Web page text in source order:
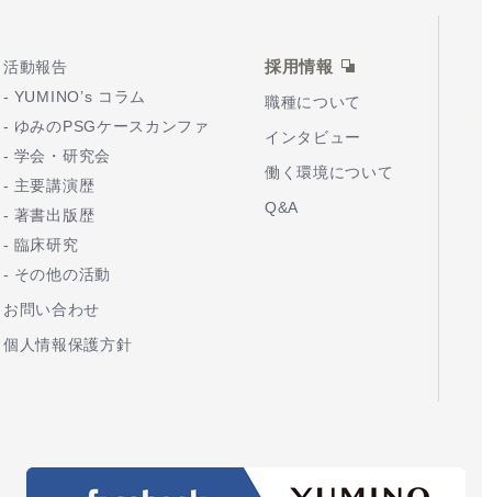
活動報告
YUMINO’s コラム
ゆみのPSGケースカンファ
学会・研究会
主要講演歴
著書出版歴
臨床研究
その他の活動
お問い合わせ
個人情報保護方針
採用情報
職種について
インタビュー
働く環境について
Q&A